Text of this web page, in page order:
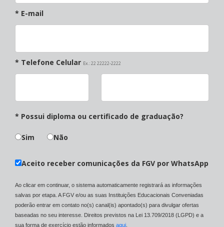
* E-mail
* Telefone Celular Ex.: 22 22222-2222
* Possui diploma ou certificado de graduação?
Sim Não
Aceito receber comunicações da FGV por WhatsApp
Ao clicar em continuar, o sistema automaticamente registrará as informações
salvas por etapa. A FGV e/ou as suas Instituições Educacionais Conveniadas
poderão entrar em contato no(s) canal(is) apontado(s) para divulgar ofertas
baseadas no seu interesse. Direitos previstos na Lei 13.709/2018 (LGPD) e a
sua forma de exercício estão informados aqui